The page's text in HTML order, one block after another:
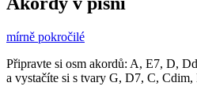
mírně pokročilé
Připravte si osm akordů: A, E7, D,
a vystačíte si s tvary G, D7, C,